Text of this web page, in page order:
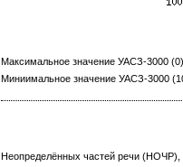
Максимальное значение УАСЗ-3000 (0)
Миниимальное значение УАСЗ-3000
Неопределённых частей речи (НОЧР),